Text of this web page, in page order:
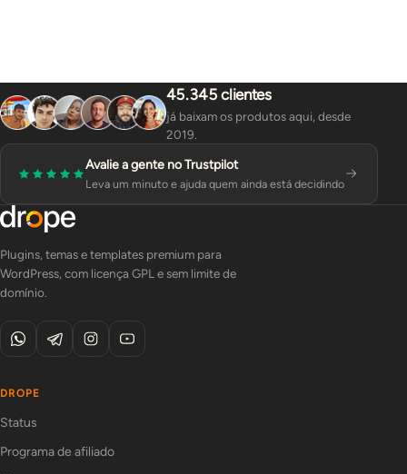
45.345 clientes
já baixam os produtos aqui, desde
2019.
Avalie a gente no Trustpilot
Leva um minuto e ajuda quem ainda está decidindo
Plugins, temas e templates premium para
WordPress, com licença GPL e sem limite de
domínio.
DROPE
Status
Programa de afiliado